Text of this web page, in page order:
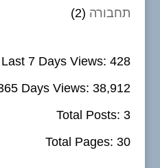
תחבורה (2)
Last 7 Days Views:428
Days Views:38,912
Total Posts:3
Total Pages:30